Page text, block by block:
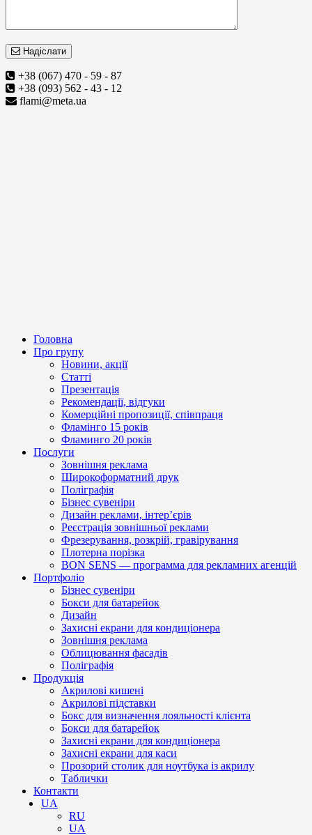
Надіслати
+38 (067) 470 - 59 - 87
+38 (093) 562 - 43 - 12
flami@meta.ua
Головна
Про групу
Новини, акції
Статті
Презентація
Рекомендації, відгуки
Комерційні пропозиції, співпраця
Фламінго 15 років
Фламинго 20 років
Послуги
Зовнішня реклама
Широкоформатний друк
Поліграфія
Бізнес сувеніри
Дизайн реклами, інтер’єрів
Реєстрація зовнішньої реклами
Фрезерування, розкрій, гравірування
Плотерна порізка
BON SENS — программа для рекламних агенцій
Портфоліо
Бізнес сувеніри
Бокси для батарейок
Дизайн
Захисні екрани для кондиціонера
Зовнішня реклама
Облицювання фасадів
Поліграфія
Продукція
Акрилові кишені
Акрилові підставки
Бокс для визначення лояльності клієнта
Бокси для батарейок
Захисні екрани для кондиціонера
Захисні екрани для каси
Прозорий столик для ноутбука із акрилу
Таблички
Контакти
UA
RU
UA